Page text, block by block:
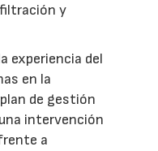
y
experiencia del
en la
de gestión
intervención
a